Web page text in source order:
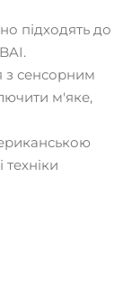
підходять до
з сенсорним
м'яке,